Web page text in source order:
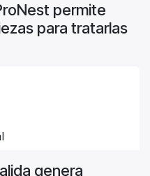
permite
para tratarlas
genera